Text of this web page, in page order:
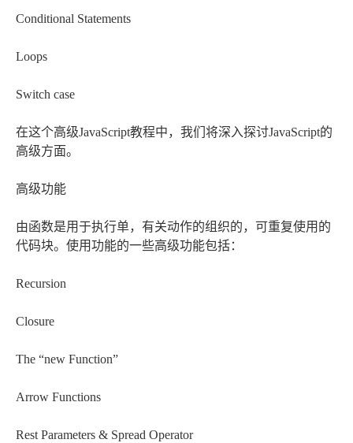
Conditional Statements
Loops
Switch case
在这个高级JavaScript教程中，我们将深入探讨JavaScript的
高级方面。
高级功能
由函数是用于执行单，有关动作的组织的，可重复使用的
代码块。使用功能的一些高级功能包括：
Recursion
Closure
The “new Function”
Arrow Functions
Rest Parameters & Spread Operator